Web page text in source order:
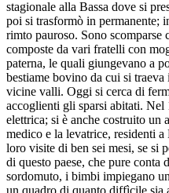
stagionale alla Bassa dove si
poi si trasformò in permanente;
rimto pauroso. Sono
composte da vari fratelli con
paterna, le quali giungevano a
bestiame bovino da cui si
vicine valli. Oggi si cerca di
accoglienti gli sparsi abitati. Nel
elettrica; si è anche costruito un
medico e la levatrice, residenti
loro visite di ben sei mesi, se si
di questo paese, che pure conta
sordomuto, i bimbi impiegano